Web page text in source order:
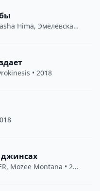
Hima, Эмелевская • 2017
• 2018
, Mozee Montana • 2018